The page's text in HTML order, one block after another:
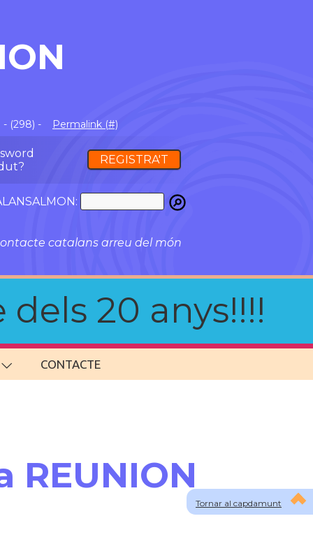
(298) - Permalink (#)
REGISTRA'T
catalans arreu del món
20 anys!!!!
CONTACTE
Tornar al capdamunt